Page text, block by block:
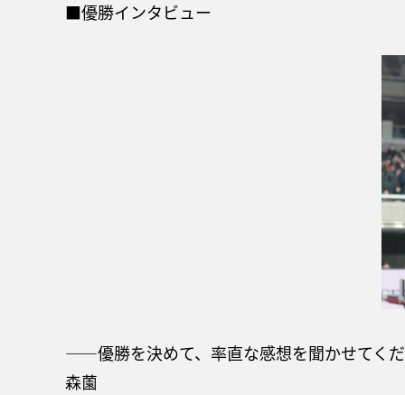
■優勝インタビュー
——優勝を決めて、率直な感想を聞かせてく
森薗